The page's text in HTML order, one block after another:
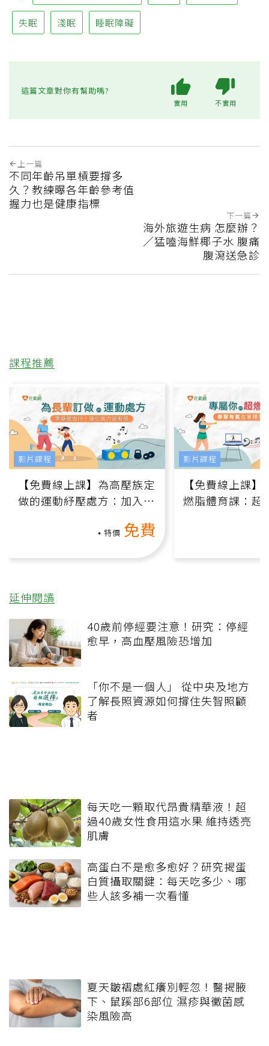
失眠 淺眠 睡眠障礙
這篇文章對你有幫助嗎?
實用 不實用
上一篇
不同年齡吊單槓要撐多
久？教練曝各年齡參考值
握力也是健康指標
下一篇
海外旅遊生病 怎麼辦？
／猛嗑海鮮椰子水 腹痛
腹瀉送急診
課程推薦
【免費線上課】為高壓族定
做的運動紓壓處方：加入行
特價 免費
影片課程
【免費線上課
燃脂體育課：超
影片課程
延伸閱讀
40歲前停經要注意！研究：停經
愈早，高血壓風險恐增加
「你不是一個人」 從中央及地方
了解長照資源如何撐住失智照顧
者
每天吃一顆取代昂貴精華液！超
過40歲女性食用這水果 維持透亮
肌膚
高蛋白不是愈多愈好？研究揭蛋
白質攝取關鍵：每天吃多少、哪
些人該多補一次看懂
夏天皺褶處紅癢別輕忽！醫揭腋
下、鼠蹊部6部位 濕疹與黴菌感
染風險高